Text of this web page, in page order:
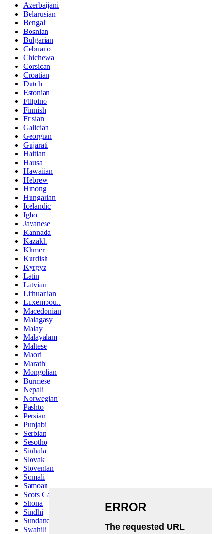
Azerbaijani
Belarusian
Bengali
Bosnian
Bulgarian
Cebuano
Chichewa
Corsican
Croatian
Dutch
Estonian
Filipino
Finnish
Frisian
Galician
Georgian
Gujarati
Haitian
Hausa
Hawaiian
Hebrew
Hmong
Hungarian
Icelandic
Igbo
Javanese
Kannada
Kazakh
Khmer
Kurdish
Kyrgyz
Latin
Latvian
Lithuanian
Luxembou..
Macedonian
Malagasy
Malay
Malayalam
Maltese
Maori
Marathi
Mongolian
Burmese
Nepali
Norwegian
Pashto
Persian
Punjabi
Serbian
Sesotho
Sinhala
Slovak
Slovenian
Somali
Samoan
Scots Gaelic
Shona
Sindhi
Sundanese
Swahili